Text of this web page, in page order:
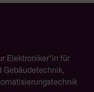
Elektroniker*in für
Gebäudetechnik,